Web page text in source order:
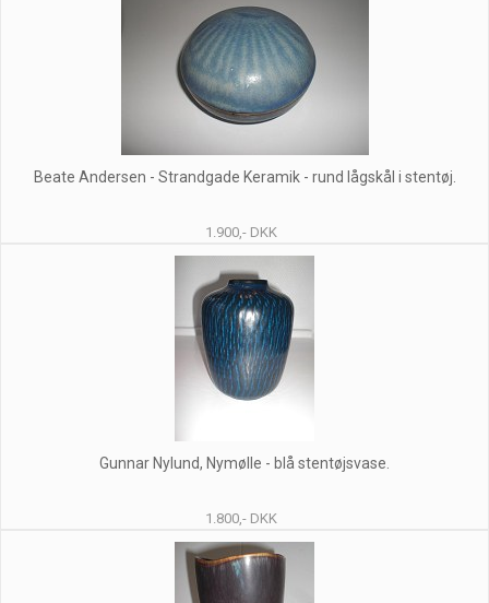
Beate Andersen - Strandgade Keramik - rund lågskål i stentøj.
1.900,- DKK
Gunnar Nylund, Nymølle - blå stentøjsvase.
1.800,- DKK